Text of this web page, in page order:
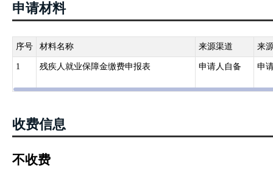
申请材料
序号 材料名称 来源渠道 来
1 残疾人就业保障金缴费申报表 申请人自备 申
收费信息
不收费